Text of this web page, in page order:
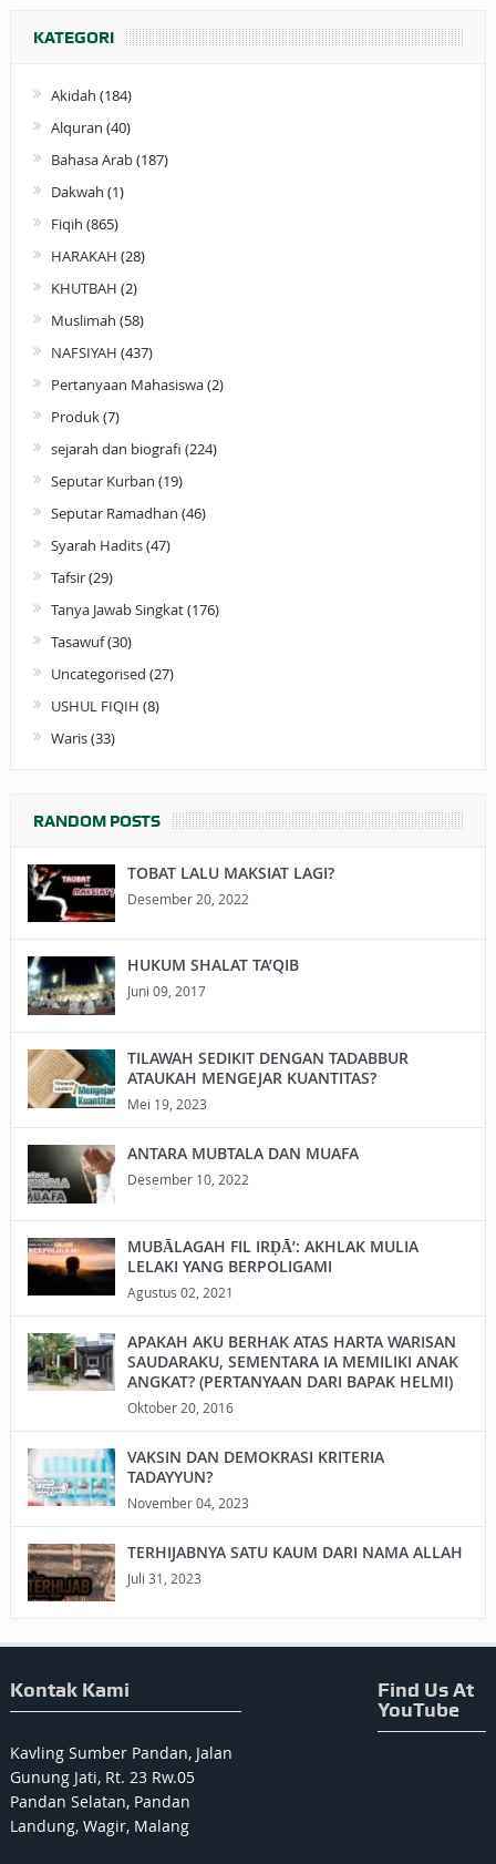
KATEGORI
Akidah (184)
Alquran (40)
Bahasa Arab(187)
Dakwah (1)
Fiqih (865)
HARAKAH (28)
KHUTBAH (2)
Muslimah (58)
NAFSIYAH (437)
Pertanyaan Mahasiswa(2)
Produk(7)
sejarah dan biografi (224)
Seputar Kurban (19)
Seputar Ramadhan (46)
Syarah Hadits(47)
Tafsir(29)
Tanya Jawab Singkat(176)
Tasawuf(30)
Uncategorised (27)
USHUL FIQIH (8)
Waris(33)
RANDOM POSTS
TOBAT LALU MAKSIAT LAGI?
Desember 20, 2022
HUKUM SHALAT TA’QIB
Juni 09, 2017
TILAWAH SEDIKIT DENGAN TADABBUR
ATAUKAH MENGEJAR KUANTITAS?
Mei 19, 2023
ANTARA MUBTALA DAN MUAFA
Desember 10, 2022
MUBĀLAGAH FIL IRḌĀ’: AKHLAK MULIA
LELAKI YANG BERPOLIGAMI
Agustus 02, 2021
APAKAH AKU BERHAK ATAS HARTA WARISAN
SAUDARAKU, SEMENTARA IA MEMILIKI ANAK
ANGKAT? (PERTANYAAN DARI BAPAK HELMI)
Oktober 20, 2016
VAKSIN DAN DEMOKRASI KRITERIA
TADAYYUN?
November 04, 2023
TERHIJABNYA SATU KAUM DARI NAMA ALLAH
Juli 31, 2023
Kontak Kami
Kavling Sumber Pandan, Jalan
Gunung Jati, Rt. 23 Rw.05
Pandan Selatan, Pandan
Landung, Wagir, Malang
Find Us At
YouTube